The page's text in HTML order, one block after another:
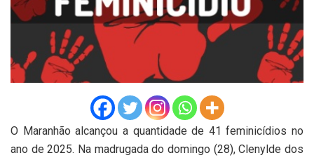
O Maranhão alcançou a quantidade de 41 feminicídios no
ano de 2025. Na madrugada do domingo (28), Clenylde dos